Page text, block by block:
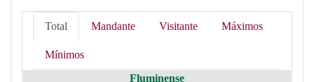
Total Mandante Visitante Máximos
Mínimos
Fluminense